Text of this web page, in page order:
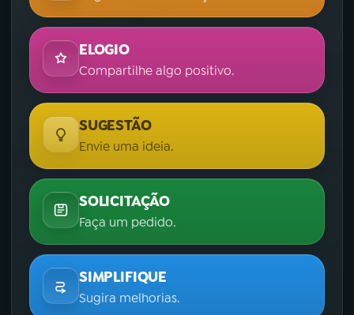
ELOGIO
Compartilhe algo positivo.
SUGESTÃO
Envie uma ideia.
SOLICITAÇÃO
Faça um pedido.
SIMPLIFIQUE
Sugira melhorias.